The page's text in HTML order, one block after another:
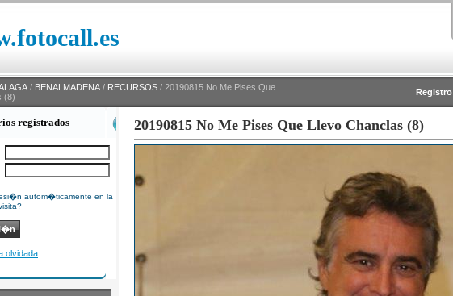
/ BENALMADENA/ RECURSOS/ 20190815 No Me Pises Que
(8)
Registro
registrados
autom�ticamente en la
olvidada
20190815 No Me Pises Que Llevo Chanclas (8)